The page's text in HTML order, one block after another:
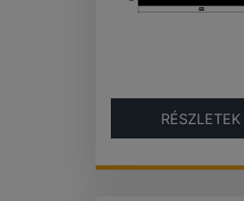
RÉSZLETEK